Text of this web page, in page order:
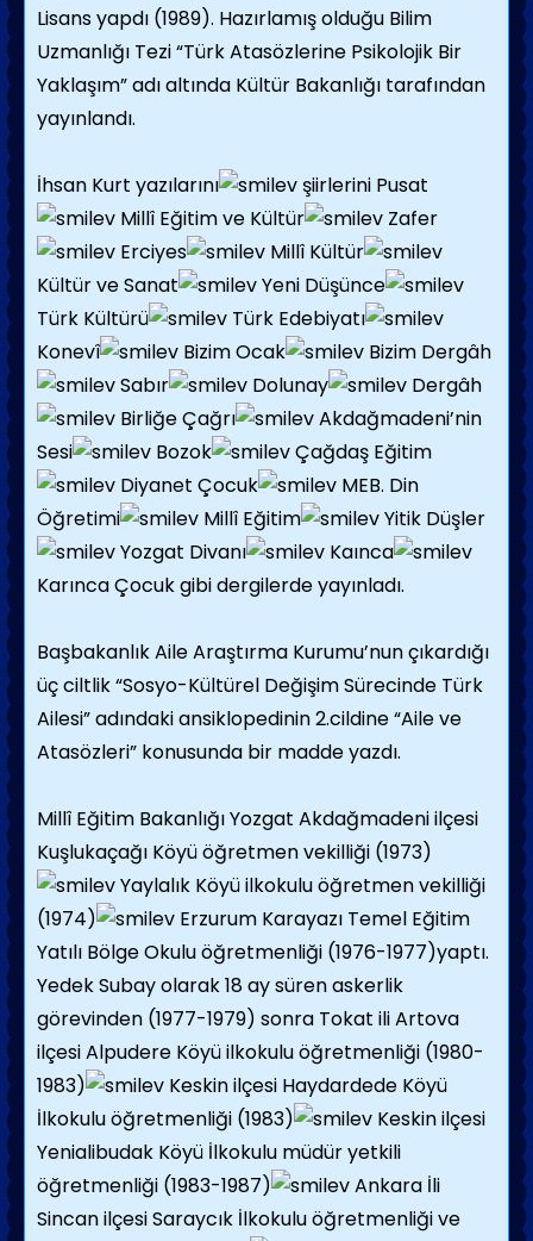
Lisans yapdı (1989). Hazırlamış olduğu Bilim
Uzmanlığı Tezi “Türk Atasözlerine Psikolojik Bir
Yaklaşım” adı altında Kültür Bakanlığı tarafından
yayınlandı.
İhsan Kurt yazılarını
şiirlerini Pusat
Millî Eğitim ve Kültür
Zafer
Erciyes
Millî Kültür
Kültür ve Sanat
Yeni Düşünce
Türk Kültürü
Türk Edebiyatı
Konevî
Bizim Ocak
Bizim Dergâh
Sabır
Dolunay
Dergâh
Birliğe Çağrı
Akdağmadeni’nin
Sesi
Bozok
Çağdaş Eğitim
Diyanet Çocuk
MEB. Din
Öğretimi
Millî Eğitim
Yitik Düşler
Yozgat Divanı
Kaınca
Karınca Çocuk gibi dergilerde yayınladı.
Başbakanlık Aile Araştırma Kurumu’nun çıkardığı
üç ciltlik “Sosyo-Kültürel Değişim Sürecinde Türk
Ailesi” adındaki ansiklopedinin 2.cildine “Aile ve
Atasözleri” konusunda bir madde yazdı.
Millî Eğitim Bakanlığı Yozgat Akdağmadeni ilçesi
Kuşlukaçağı Köyü öğretmen vekilliği (1973)
Yaylalık Köyü ilkokulu öğretmen vekilliği
(1974)
Erzurum Karayazı Temel Eğitim
Yatılı Bölge Okulu öğretmenliği (1976-1977)yaptı.
Yedek Subay olarak 18 ay süren askerlik
görevinden (1977-1979) sonra Tokat ili Artova
ilçesi Alpudere Köyü ilkokulu öğretmenliği (1980-
1983)
Keskin ilçesi Haydardede Köyü
İlkokulu öğretmenliği (1983)
Keskin ilçesi
Yenialibudak Köyü İlkokulu müdür yetkili
öğretmenliği (1983-1987)
Ankara İli
Sincan ilçesi Saraycık İlkokulu öğretmenliği ve